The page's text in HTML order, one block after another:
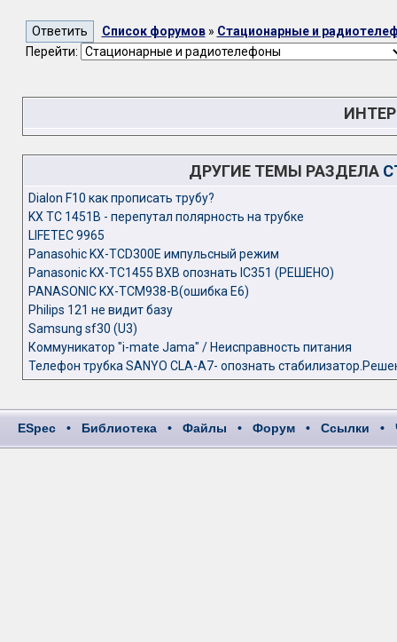
Список форумов» Стационарные и
Перейти:
ДРУГИЕ ТЕМЫ РАЗДЕЛА
Dialon F10 как прописать трубу?
KX TC 1451B - перепутал полярность на трубке
LIFETEC 9965
Panasohic KX-TCD300E импульсный режим
Panasonic KX-TC1455 BXB опознать IC351 (РЕШЕНО)
PANASONIC KX-TCM938-B(ошибка Е6)
Philips 121 не видит базу
Samsung sf30 (U3)
Коммуникатор "i-mate Jama" / Неисправность питания
Телефон трубка SANYO CLA-A7- опознать
ESpec • Библиотека • Файлы • Форум • Ссылки •